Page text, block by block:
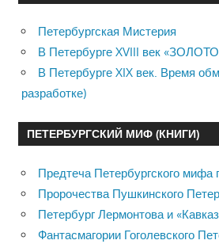
Петербургская Мистерия
В Петербурге XVIII век
В Петербурге XIX век. Время
разработке)
ПЕТЕРБУРГСКИЙ МИФ (КНИГИ)
Предтеча Петербургского
Пророчества Пушкинского
Петербург Лермонтова и
Фантасмагории Гоголевского